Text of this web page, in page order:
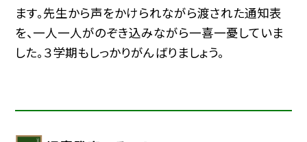
ます。先生から声をかけられながら渡された通知表
を、一人一人がのぞき込みながら一喜一憂していま
した。３学期もしっかりがんばりましょう。